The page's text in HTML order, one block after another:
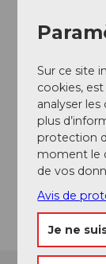
Repas &
Haldenstrasse
6006Luzern
Website
Sur ce site
cookies,
analyser
plus
protection
moment le
de vos
Avis de
Je ne